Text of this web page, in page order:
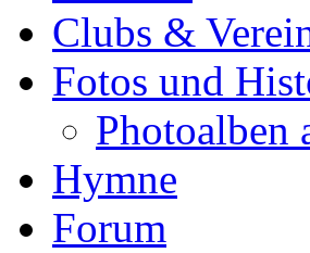
Clubs &
Fotos und
Photoalben
Hymne
Forum